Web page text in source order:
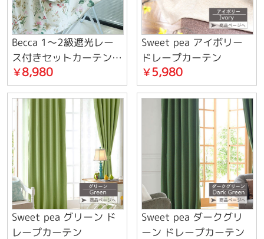
Becca 1～2級遮光レー
ス付きセットカーテン
遮熱保温防音
￥8,980
Sweet pea アイボリー
ドレープカーテン
￥5,980
Sweet pea グリーン ド
レープカーテン
Sweet pea ダークグリ
ーン ドレープカーテン